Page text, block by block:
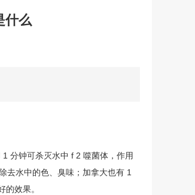
什么
分钟可杀灭水中 f 2 噬菌体，作用
去水中的色、臭味；加拿大也有 1
效果。